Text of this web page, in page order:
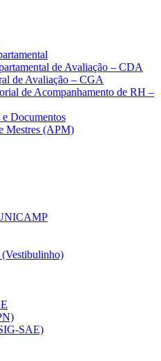
de Avaliação – CDA
de Avaliação – CGA
de Acompanhamento de RH –
Documentos
Mestres (APM)
SAE)